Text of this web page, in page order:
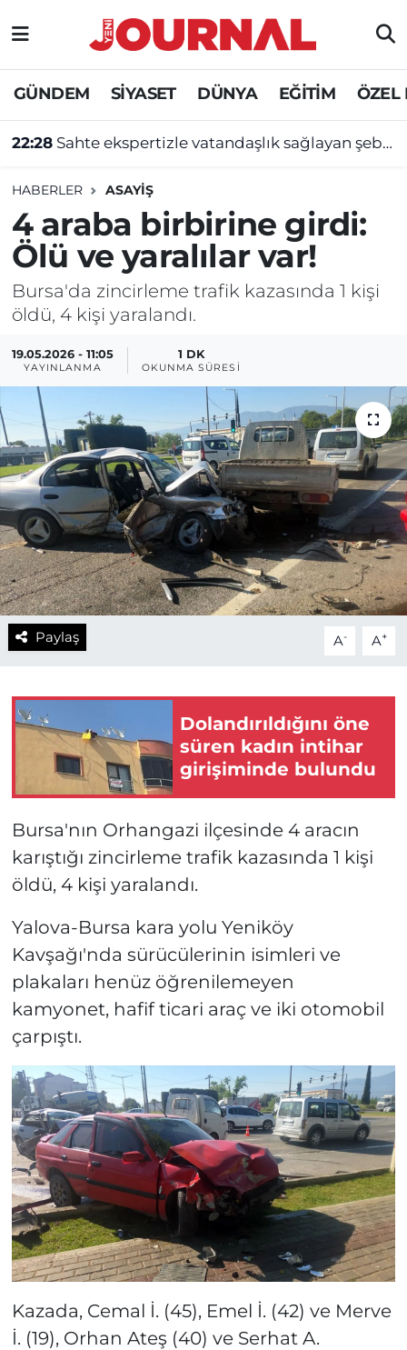
GÜNDEM SİYASET DÜNYA EĞİTİM ÖZEL
22:28 Sahte ekspertizle vatandaşlık sağlayan şebekeye operasyon
HABERLER ASAYİŞ
4 araba birbirine girdi:
Ölü ve yaralılar var!
Bursa'da zincirleme trafik kazasında 1 kişi
öldü, 4 kişi yaralandı.
19.05.2026 - 11:05
YAYINLANMA
1 DK
OKUNMA SÜRESI
Paylaş A- A+
Dolandırıldığını öne
süren kadın intihar
girişiminde bulundu
Bursa'nın Orhangazi ilçesinde 4 aracın
karıştığı zincirleme trafik kazasında 1 kişi
öldü, 4 kişi yaralandı.
Yalova-Bursa kara yolu Yeniköy
Kavşağı'nda sürücülerinin isimleri ve
plakaları henüz öğrenilemeyen
kamyonet, hafif ticari araç ve iki otomobil
çarpıştı.
Kazada, Cemal İ. (45), Emel İ. (42) ve Merve
İ. (19), Orhan Ateş (40) ve Serhat A.
GÜNDEM
SİYASET
DÜNYA
EĞİTİM
ÖZEL HABER
Nöbetçi Eczaneler
Hava Durumu
Süper Lig Puan Durumu ve Fikstür
Tüm Manşetler
Son Dakika Haberleri
Haber Arşivi